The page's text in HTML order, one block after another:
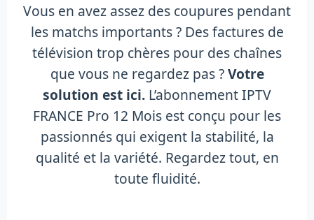
Vous en avez assez des coupures pendant
les matchs importants ? Des factures de
télévision trop chères pour des chaînes
que vous ne regardez pas ?Votre
solution est ici. L’abonnement IPTV
FRANCE Pro 12 Mois est conçu pour les
passionnés qui exigent la stabilité, la
qualité et la variété. Regardez tout, en
toute fluidité.